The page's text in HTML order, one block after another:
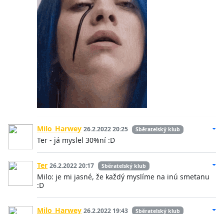
Milo_Harwey 26.2.2022 20:25 Sběratelský klub
Ter - já myslel 30%ní :D
Ter 26.2.2022 20:17 Sběratelský klub
Milo: je mi jasné, že každý myslíme na inú smetanu
:D
Milo_Harwey 26.2.2022 19:43 Sběratelský klub